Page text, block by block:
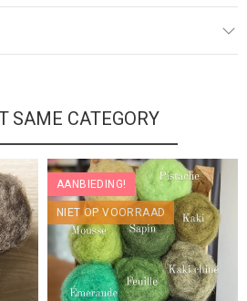
SAME CATEGORY
AANBIEDING!
NIET OP VOORRAAD